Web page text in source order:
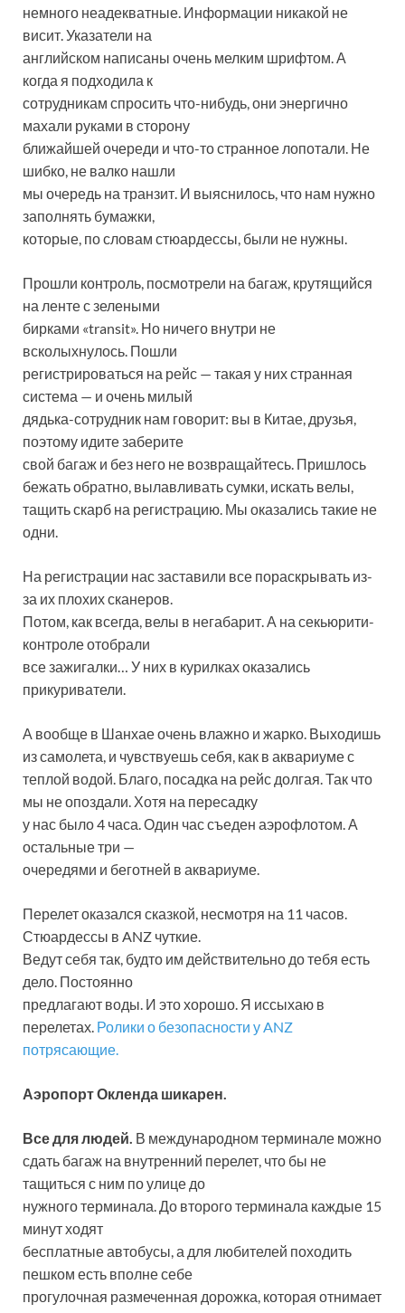
немного неадекватные. Информации никакой не
висит. Указатели на
английском написаны очень мелким шрифтом. А
когда я подходила к
сотрудникам спросить что-нибудь, они энергично
махали руками в сторону
ближайшей очереди и что-то странное лопотали. Не
шибко, не валко нашли
мы очередь на транзит. И выяснилось, что нам нужно
заполнять бумажки,
которые, по словам стюардессы, были не нужны.
Прошли контроль, посмотрели на багаж, крутящийся
на ленте с зелеными
бирками «transit». Но ничего внутри не
всколыхнулось. Пошли
регистрироваться на рейс — такая у них странная
система — и очень милый
дядька-сотрудник нам говорит: вы в Китае, друзья,
поэтому идите заберите
свой багаж и без него не возвращайтесь. Пришлось
бежать обратно, вылавливать сумки, искать велы,
тащить скарб на регистрацию. Мы оказались такие не
одни.
На регистрации нас заставили все пораскрывать из-
за их плохих сканеров.
Потом, как всегда, велы в негабарит. А на секьюрити-
контроле отобрали
все зажигалки… У них в курилках оказались
прикуриватели.
А вообще в Шанхае очень влажно и жарко. Выходишь
из самолета, и чувствуешь себя, как в аквариуме с
теплой водой. Благо, посадка на рейс долгая. Так что
мы не опоздали. Хотя на пересадку
у нас было 4 часа. Один час съеден аэрофлотом. А
остальные три —
очередями и беготней в аквариуме.
Перелет оказался сказкой, несмотря на 11 часов.
Стюардессы в ANZ чуткие.
Ведут себя так, будто им действительно до тебя есть
дело. Постоянно
предлагают воды. И это хорошо. Я иссыхаю в
перелетах. Ролики о безопасности у ANZ
потрясающие.
Аэропорт Окленда шикарен.
Все для людей. В международном терминале можно
сдать багаж на внутренний перелет, что бы не
тащиться с ним по улице до
нужного терминала. До второго терминала каждые 15
минут ходят
бесплатные автобусы, а для любителей походить
пешком есть вполне себе
прогулочная размеченная дорожка, которая отнимает